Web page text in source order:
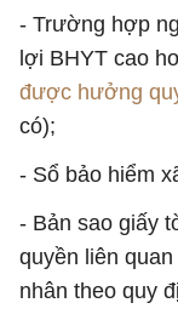
- Trường hợp
lợi BHYT cao
được hưởng
có);
- Sổ bảo hiểm
- Bản sao giấy
quyền liên
nhân theo quy